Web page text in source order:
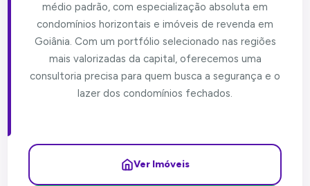
médio padrão, com especialização absoluta em
condomínios horizontais e imóveis de revenda em
Goiânia. Com um portfólio selecionado nas regiões
mais valorizadas da capital, oferecemos uma
consultoria precisa para quem busca a segurança e o
lazer dos condomínios fechados.
Ver Imóveis